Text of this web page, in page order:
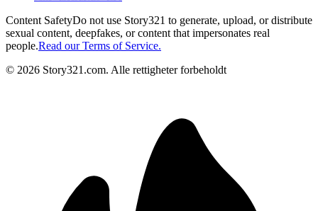
Content SafetyDo not use Story321 to generate, upload, or distribute
sexual content, deepfakes, or content that impersonates real
people.Read our Terms of Service.
© 2026 Story321.com. Alle rettigheter forbeholdt